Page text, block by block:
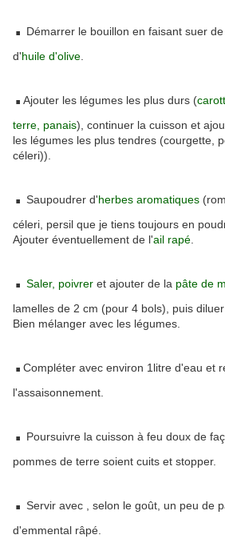
. Démarrer le bouillon en faisant suer de
d'huile d'olive
. Ajouter les légumes les plus durs (
terre, panais), continuer la cuisson et
les légumes les plus tendres (courgette,
céleri)).
. Saupoudrer d'herbes aromatiques
céleri, persil que je tiens toujours en
Ajouter éventuellement de l'ail rapé
. Saler, poivrer et ajouter de la pâte de
lamelles de 2 cm (pour 4 bols), puis
Bien mélanger avec les légumes.
. Compléter avec environ 1litre d'eau et
l'assaisonnement.
. Poursuivre la cuisson à feu doux de
pommes de terre soient cuits et stopper.
. Servir avec , selon le goût, un peu de
d'emmental râpé.